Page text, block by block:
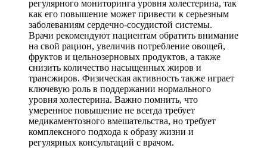
регулярного мониторинга уровня холестерина, так
как его повышение может привести к серьезным
заболеваниям сердечно-сосудистой системы.
Врачи рекомендуют пациентам обратить внимание
на свой рацион, увеличив потребление овощей,
фруктов и цельнозерновых продуктов, а также
снизить количество насыщенных жиров и
трансжиров. Физическая активность также играет
ключевую роль в поддержании нормального
уровня холестерина. Важно помнить, что
умеренное повышение не всегда требует
медикаментозного вмешательства, но требует
комплексного подхода к образу жизни и
регулярных консультаций с врачом.